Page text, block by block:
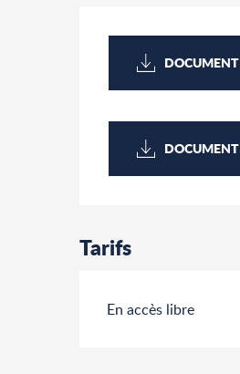
DOCUMENT
DOCUMENT
Tarifs
En accès libre